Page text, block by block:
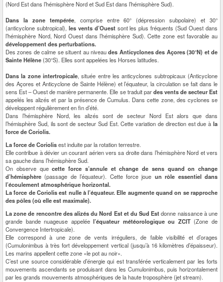
(Nord Est dans l’hémisphère Nord et Sud Est dans l’hémisphère Sud).
Dans la zone tempérée, comprise entre 60° (dépression subpolaire) et 30°
(anticyclone subtropical), les vents d’Ouest sont les plus fréquents (Sud Ouest dans
l’hémisphère Nord, Nord Ouest dans l’hémisphère Sud). Cette zone est favorable au
développement des perturbations.
Des zones de calme se situent au niveaudes Anticyclones des Açores (30°N) et de
Sainte Hélène(30°S). Elles sont appelées les Horses latitudes.
Dans la zone intertropicale, située entre les anticyclones subtropicaux (Anticyclone
des Açores et Anticyclone de Sainte Hélène) et l’équateur, la circulation se fait dans le
sens Est – Ouest de manière permanente. Elle se traduit pardes vents de secteur Est
appelés les alizés et par la présence de Cumulus. Dans cette zone, des cyclones se
développent régulièrement en fin d’été.
Dans l’hémisphère Nord, les alizés sont de secteur Nord Est alors que dans
l’hémisphère Sud, ils sont de secteur Sud Est. Cette variation de direction est due à la
force de Coriolis.
La force de Coriolisest induite par la rotation terrestre.
Elle contribue à dévier un courant aérien vers sa droite dans l’hémisphère Nord et vers
sa gauche dans l’hémisphère Sud.
On observe quecette force s’annule et change de sens quand on change
d’hémisphère(passage de l’équateur). Cette force joue un rôle essentiel dans
l’écoulement atmosphérique horizontal.
La force de Coriolis est nulle à l’équateur. Elle augmente quand on se rapproche
des pôles (où elle est maximale).
La zone de rencontre des alizés du Nord Est et du Sud Estdonne naissance à une
grande bande nuageuse appeléel’équateur météorologique ou ZCIT(Zone de
Convergence Intertropicale).
Elle correspond à une zone de vents irréguliers, de faible visibilité et d’orages
(Cumulonimbus à très fort développement vertical (jusqu’à 16 kilomètres d’épaisseur).
Les marins appellent cette zone «le pot au noir».
C’est une source considérable d’énergie qui est transférée verticalement par les forts
mouvements ascendants se produisant dans les Cumulonimbus, puis horizontalement
par les grands mouvements atmosphériques de la haute troposphère (jet stream).